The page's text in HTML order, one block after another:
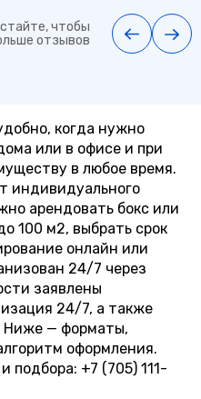
чтобы
отзывов
когда нужно
или в офисе и при
в любое время.
индивидуального
арендовать бокс или
100 м2, выбрать срок
онлайн или
24/7 через
заявлены
24/7, а также
Ниже — форматы,
оформления.
подбора: +7 (705) 111-